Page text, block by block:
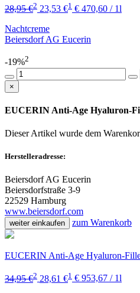
28,95 €2 23,53 €1 € 470,60 / 1l
Nachtcreme
Beiersdorf AG Eucerin
-19%2
×
EUCERIN Anti-Age Hyaluron-
Dieser Artikel wurde dem
Herstelleradresse:
Beiersdorf AG Eucerin
Beiersdorfstraße 3-9
22529 Hamburg
www.beiersdorf.com
weiter einkaufen zum Warenkorb
EUCERIN Anti-Age Hyaluron-
34,95 €2 28,61 €1 € 953,67 / 1l